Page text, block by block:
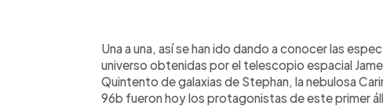
Escuchar artículo
Una a una, así se han ido dando a conocer las
universo obtenidas por el telescopio espacial
Quintento de galaxias de Stephan, la nebulosa
96b fueron hoy los protagonistas de este primer